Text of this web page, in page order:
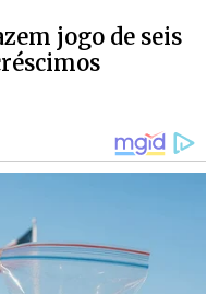
jogo de seis